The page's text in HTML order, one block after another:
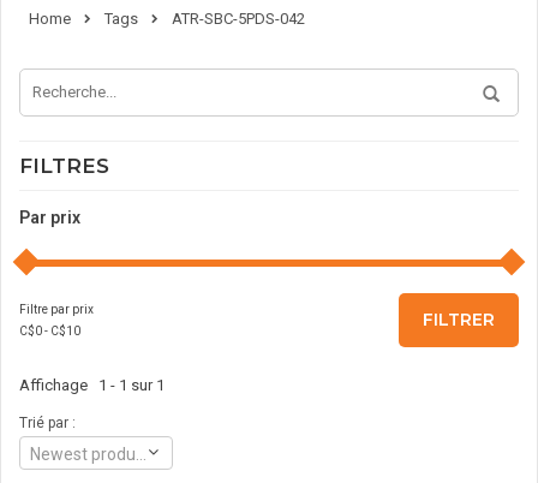
Home Tags ATR-SBC-5PDS-042
FILTRES
Par prix
Filtre par prix
C$0- C$10
FILTRER
Affichage 1 - 1 sur 1
Trié par :